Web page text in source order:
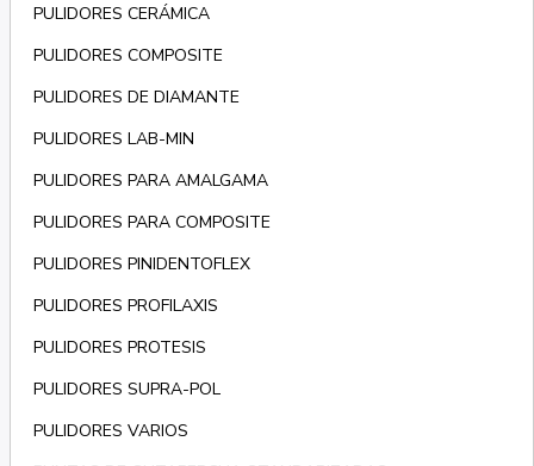
PULIDORES CERÁMICA
PULIDORES COMPOSITE
PULIDORES DE DIAMANTE
PULIDORES LAB-MIN
PULIDORES PARA AMALGAMA
PULIDORES PARA COMPOSITE
PULIDORES PINIDENTOFLEX
PULIDORES PROFILAXIS
PULIDORES PROTESIS
PULIDORES SUPRA-POL
PULIDORES VARIOS